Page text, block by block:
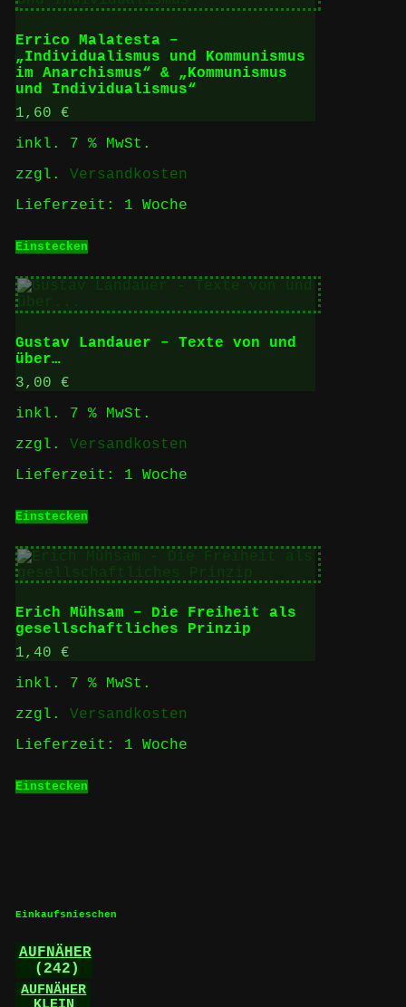
Errico Malatesta –
„Individualismus und Kommunismus
im Anarchismus“ & „Kommunismus
und Individualismus“
1,60 €
inkl. 7 % MwSt.
zzgl. Versandkosten
Lieferzeit: 1 Woche
Einstecken
Gustav Landauer – Texte von und
über…
3,00 €
inkl. 7 % MwSt.
zzgl. Versandkosten
Lieferzeit: 1 Woche
Einstecken
Erich Mühsam – Die Freiheit als
gesellschaftliches Prinzip
1,40 €
inkl. 7 % MwSt.
zzgl. Versandkosten
Lieferzeit: 1 Woche
Einstecken
Einkaufsnieschen
AUFNÄHER
(242)
AUFNÄHER